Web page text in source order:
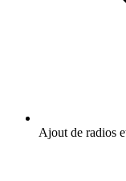
Ajout de radios